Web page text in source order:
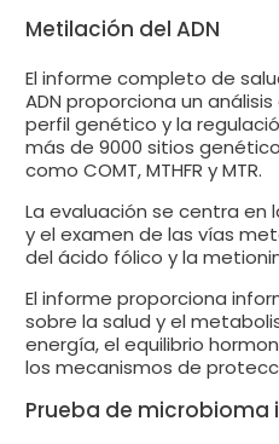
Metilación del ADN
El informe completo de
ADN proporciona un
perfil genético y la
más de 9000 sitios
como COMT, MTHFR y MTR.
La evaluación se centra en
y el examen de las vías
del ácido fólico y la
El informe proporciona
sobre la salud y el
energía, el equilibrio
los mecanismos de
Prueba de microbioma